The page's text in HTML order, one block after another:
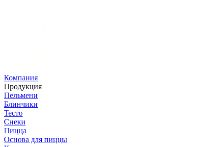
Компания
Продукция
Пельмени
Блинчики
Тесто
Снеки
Пицца
Основа для пиццы